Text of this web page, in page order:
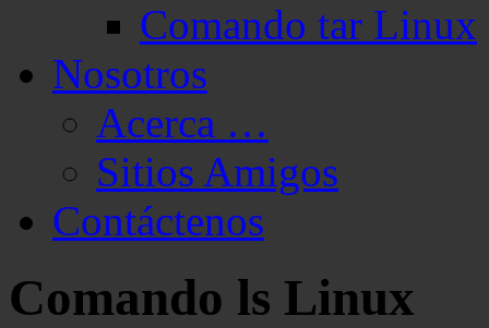
Comando tar Linux
Nosotros
Acerca …
Sitios Amigos
Contáctenos
Comando ls Linux